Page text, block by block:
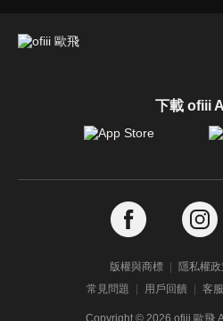
下載 ofiii
版權與商標 隱私權
常見問題
用戶回饋 客